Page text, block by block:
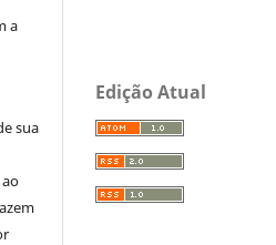
a
sua
Edição Atual